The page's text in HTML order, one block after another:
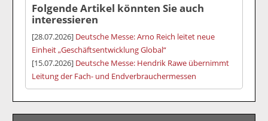
Folgende Artikel könnten Sie auch
interessieren
[28.07.2026] Deutsche Messe: Arno Reich leitet neue
Einheit „Geschäftsentwicklung Global“
[15.07.2026] Deutsche Messe: Hendrik Rawe übernimmt
Leitung der Fach- und Endverbrauchermessen